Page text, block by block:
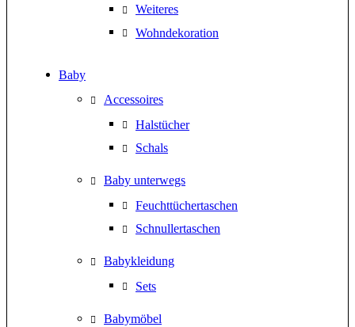
Weiteres
Wohndekoration
Baby
Accessoires
Halstücher
Schals
Baby unterwegs
Feuchttüchertaschen
Schnullertaschen
Babykleidung
Sets
Babymöbel